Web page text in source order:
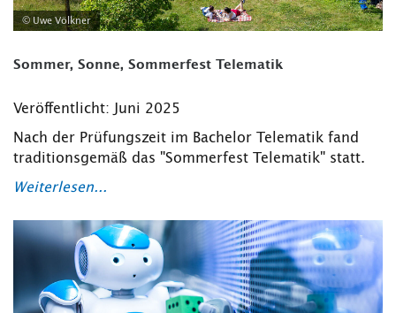
© Uwe Völkner
Sommer, Sonne, Sommerfest Telematik
Veröffentlicht: Juni 2025
Nach der Prüfungszeit im Bachelor Telematik fand
traditionsgemäß das "Sommerfest Telematik" statt.
Weiterlesen...